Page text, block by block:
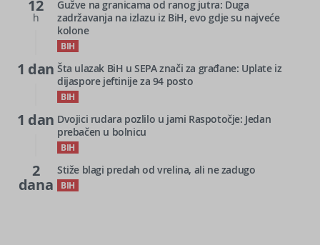
12
h
Gužve na granicama od ranog jutra: Duga
zadržavanja na izlazu iz BiH, evo gdje su najveće
kolone
BIH
1 dan Šta ulazak BiH u SEPA znači za građane: Uplate iz
dijaspore jeftinije za 94 posto
BIH
1 dan Dvojici rudara pozlilo u jami Raspotočje: Jedan
prebačen u bolnicu
BIH
2
dana
Stiže blagi predah od vrelina, ali ne zadugo
BIH